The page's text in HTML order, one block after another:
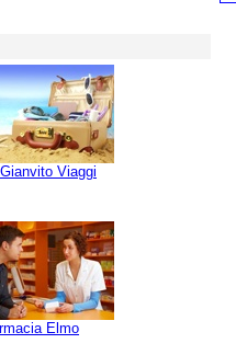
Viaggi
Elmo